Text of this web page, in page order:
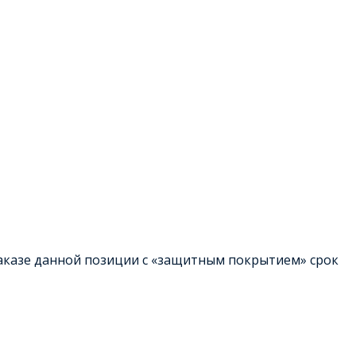
данной позиции с «защитным покрытием» срок